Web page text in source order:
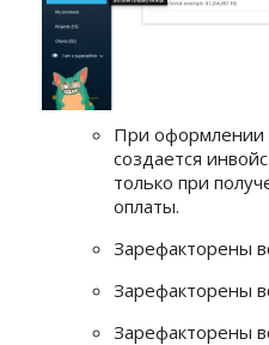
При оформлении
создается
только при
оплаты.
Зарефакторены
Зарефакторены
Зарефакторены